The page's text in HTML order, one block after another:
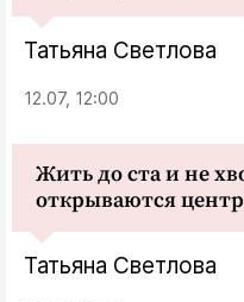
Татьяна Светлова
12.07, 12:00
Жить до ста и не
открываются
Татьяна Светлова